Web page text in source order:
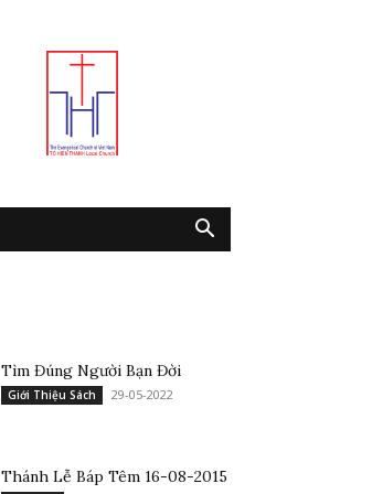
Tìm Đúng Người Bạn Đời
Giới Thiệu Sách 29-05-2022
Thánh Lễ Báp Têm 16-08-2015